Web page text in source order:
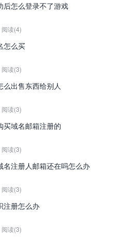
后怎么登录不了游戏
阅读(4)
怎么买
阅读(3)
么出售东西给别人
阅读(3)
买域名邮箱注册的
阅读(3)
名注册人邮箱还在吗怎么办
阅读(3)
注册怎么办
阅读(3)